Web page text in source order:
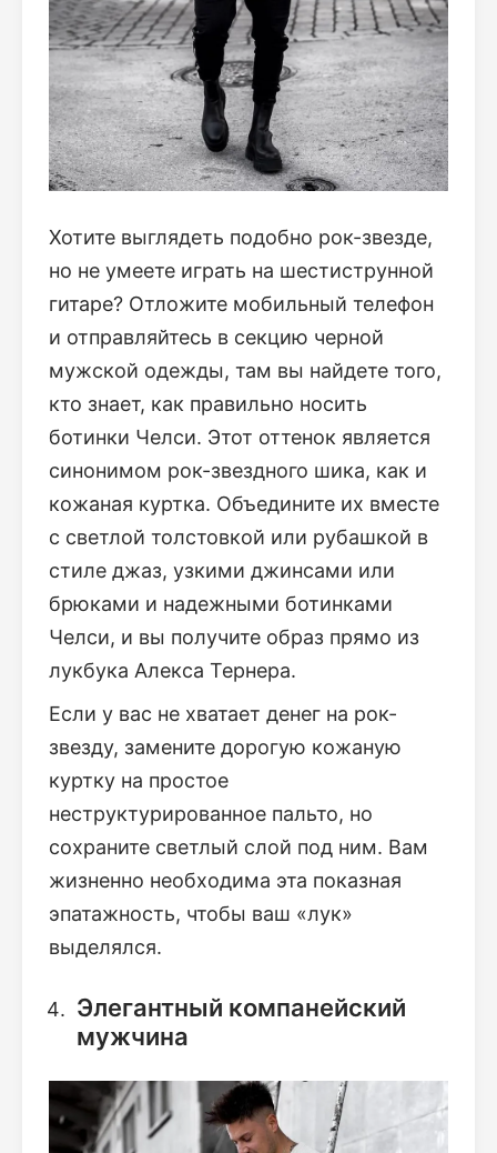
Хотите выглядеть подобно рок-звезде,
но не умеете играть на шестиструнной
гитаре? Отложите мобильный телефон
и отправляйтесь в секцию черной
мужской одежды, там вы найдете того,
кто знает, как правильно носить
ботинки Челси. Этот оттенок является
синонимом рок-звездного шика, как и
кожаная куртка. Объедините их вместе
с светлой толстовкой или рубашкой в
стиле джаз, узкими джинсами или
брюками и надежными ботинками
Челси, и вы получите образ прямо из
лукбука Алекса Тернера.
Если у вас не хватает денег на рок-
звезду, замените дорогую кожаную
куртку на простое
неструктурированное пальто, но
сохраните светлый слой под ним. Вам
жизненно необходима эта показная
эпатажность, чтобы ваш «лук»
выделялся.
Элегантный компанейский
мужчина